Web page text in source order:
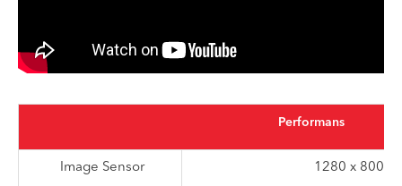
Performans
Image Sensor 1280 x 800